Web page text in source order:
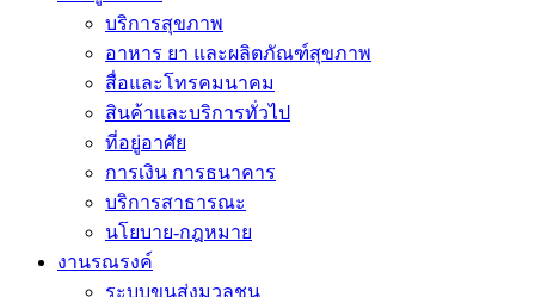
บริการสุขภาพ
อาหาร ยา และผลิตภัณฑ์สุขภาพ
สื่อและโทรคมนาคม
สินค้าและบริการทั่วไป
ที่อยู่อาศัย
การเงิน การธนาคาร
บริการสาธารณะ
นโยบาย-กฎหมาย
งานรณรงค์
ระบบขนส่งมวลชน